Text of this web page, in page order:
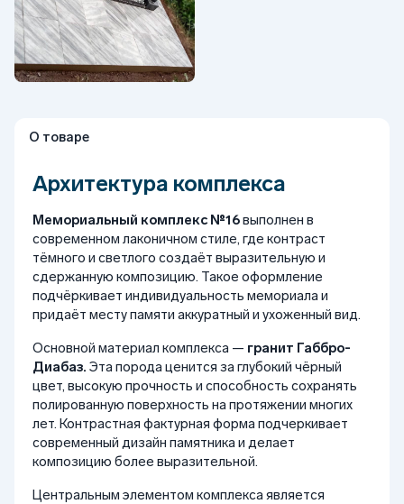
О товаре
Архитектура комплекса
Мемориальный комплекс №16выполнен в
современном лаконичном стиле, где контраст
тёмного и светлого создаёт выразительную и
сдержанную композицию. Такое оформление
подчёркивает индивидуальность мемориала и
придаёт месту памяти аккуратный и ухоженный вид.
Основной материал комплекса — гранит Габбро-
Диабаз. Эта порода ценится за глубокий чёрный
цвет, высокую прочность и способность сохранять
полированную поверхность на протяжении многих
лет. Контрастная фактурная форма подчеркивает
современный дизайн памятника и делает
композицию более выразительной.
Центральным элементом комплекса является